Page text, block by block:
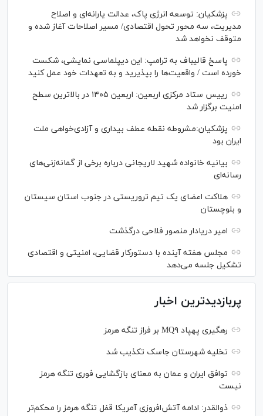
پزشکیان: توسعه انرژی پاک، عدالت یارانه‌ای و اصلاح
مدیریت، سه محور تحول اقتصادی/ مسیر اصلاحات آغاز شده و
متوقف نخواهد شد
پاسخ قالیباف به ترامپ: این دیپلماسی نمایشی، شکست
خورده است / واقعیت‌ها را بپذیرید و به تعهدات خود عمل کنید
رییس ستاد مرکزی اربعین: اربعین ۱۴۰۵ در بالاترین سطح
امنیت برگزار شد
پزشکیان:مشروطه نقطه عطف بیداری و آزادی‌خواهی ملت
ایران بود
بیانیه خانواده شهید لاریجانی درباره برخی از گمانه‌زنی‌های
رسانه‌ای
هلاکت اعضای یک تیم تروریستی در جنوب استان سیستان
و بلوچستان
امیر دریادار منصور فلاحی درگذشت
مجلس هفته آینده با دستورکار قضایی، امنیتی و اقتصادی
تشکیل جلسه می‌دهد
پربازدیدترین اخبار
رهگیری پهپاد MQ۹ بر فراز تنگه هرمز
تخلیه شهرستان جاسک تکذیب شد
توافق ایران و عمان به معنای بازگشایی فوری تنگه هرمز
نیست
ذوالقدر: ادامه آتش‌افروزی آمریکا قفل تنگه هرمز را محکم‌تر